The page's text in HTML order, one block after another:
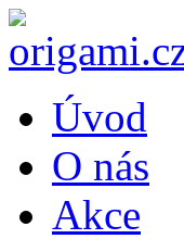
Úvod
O nás
Akce